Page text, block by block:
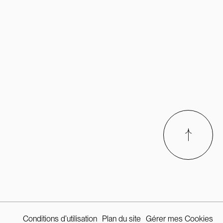
Conditions d’utilisation Plan du site Gérer mes Cookies